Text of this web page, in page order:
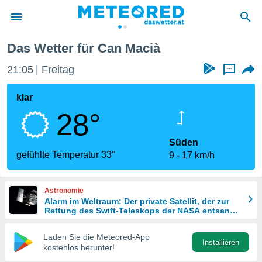
wurde
dass
sind.
diese
Das Wetter für Can Macià
21:05 Freitag ...
klar
28°
gefühlte Temperatur 33°
Süden
9
17 km/h
Astronomie
Alarm im Weltraum: Der private Satellit, der zur
Rettung des Swift-Teleskops der NASA entsandt
Laden Sie die Meteored-App
kostenlos herunter!
Installieren